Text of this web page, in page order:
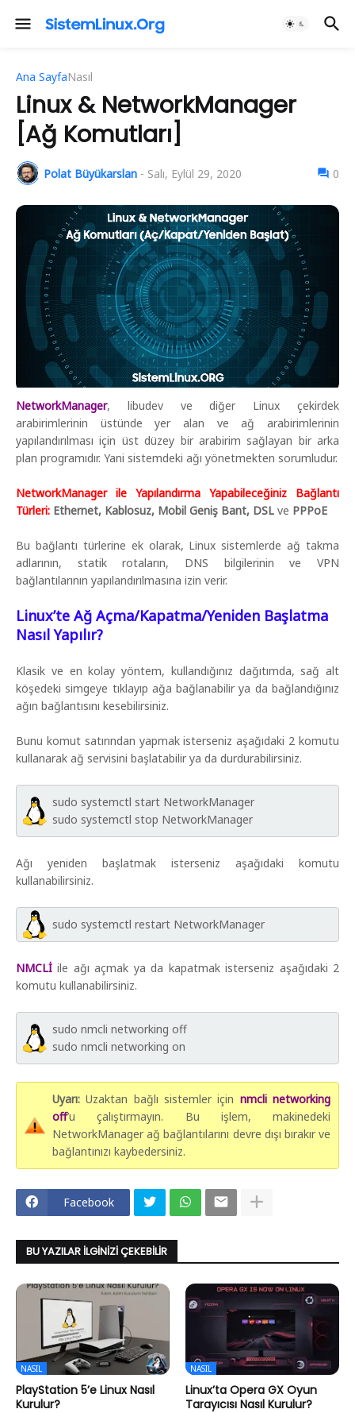
Ana SayfaNasıl
Linux & NetworkManager
[Ağ Komutları]
Polat Büyükarslan - Salı, Eylül 29, 2020 0
NetworkManager, libudev ve diğer Linux çekirdek
arabirimlerinin üstünde yer alan ve ağ arabirimlerinin
yapılandırılması için üst düzey bir arabirim sağlayan bir arka
plan programıdır. Yani sistemdeki ağı yönetmekten sorumludur.
NetworkManager ile Yapılandırma Yapabileceğiniz Bağlantı
Türleri: Ethernet, Kablosuz, Mobil Geniş Bant, DSL ve PPPoE
Bu bağlantı türlerine ek olarak, Linux sistemlerde ağ takma
adlarının, statik rotaların, DNS bilgilerinin ve VPN
bağlantılarının yapılandırılmasına izin verir.
Linux’te Ağ Açma/Kapatma/Yeniden Başlatma
Nasıl Yapılır?
Klasik ve en kolay yöntem, kullandığınız dağıtımda, sağ alt
köşedeki simgeye tıklayıp ağa bağlanabilir ya da bağlandığınız
ağın bağlantısını kesebilirsiniz.
Bunu komut satırından yapmak isterseniz aşağıdaki 2 komutu
kullanarak ağ servisini başlatabilir ya da durdurabilirsiniz.
sudo systemctl start NetworkManager
sudo systemctl stop NetworkManager
Ağı yeniden başlatmak isterseniz aşağıdaki komutu
kullanabilirsiniz.
sudo systemctl restart NetworkManager
NMCLİ ile ağı açmak ya da kapatmak isterseniz aşağıdaki 2
komutu kullanabilirsiniz.
sudo nmcli networking off
sudo nmcli networking on
Uyarı: Uzaktan bağlı sistemler için nmcli networking
of’u çalıştırmayın. Bu işlem, makinedeki
NetworkManager ağ bağlantılarını devre dışı bırakır ve
bağlantınızı kaybedersiniz.
Facebook
BU YAZILAR İLGINIZI ÇEKEBILIR
NASIL
PlayStation 5’e Linux Nasıl
Kurulur?
NASIL
Linux’ta Opera GX Oyun
Tarayıcısı Nasıl Kurulur?